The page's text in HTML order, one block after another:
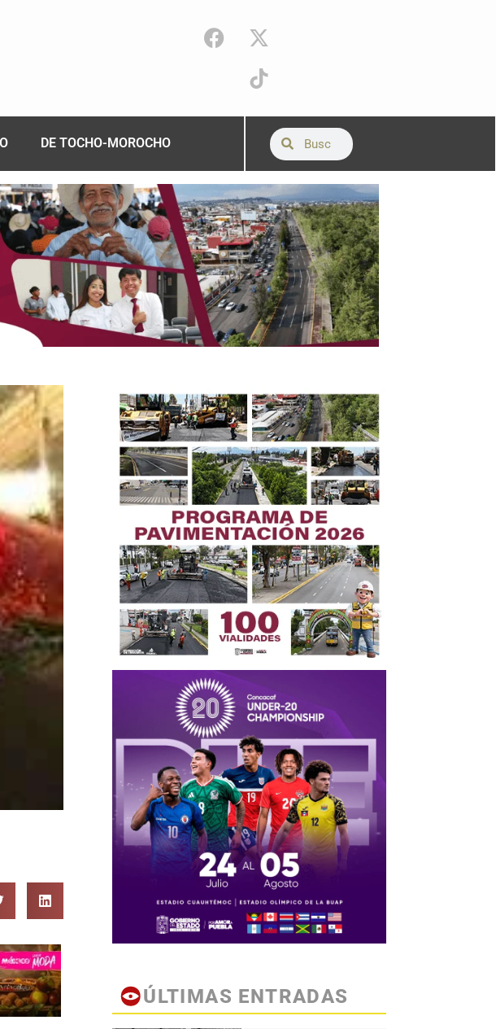
DE TOCHO-MOROCHO
ÚLTIMAS ENTRADAS